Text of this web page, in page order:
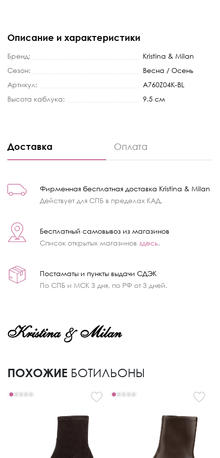
Описание и характеристики
Бренд:
Kristina & Milan
Сезон:
Весна / Осень
Артикул:
A760Z04K-BL
Высота каблука:
9.5 см
Доставка Оплата
Фирменная бесплатная доставка Kristina & Milan
Действует для СПБ в пределах КАД.
Бесплатный самовывоз из магазинов
Список открытых магазинов здесь.
Постаматы и пункты выдачи СДЭК
По СПБ и МСК 3 дня, по РФ от 3 дней.
ПОХОЖИЕ БОТИЛЬОНЫ